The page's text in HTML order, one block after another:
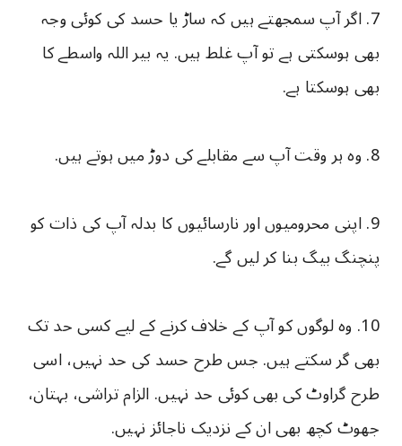
7. اگر آپ سمجھتے ہیں کہ ساڑ یا حسد کی کوئی وجہ
بھی ہوسکتی ہے تو آپ غلط ہیں. یہ بیر اللہ واسطے کا
بھی ہوسکتا ہے.
8. وہ ہر وقت آپ سے مقابلے کی دوڑ میں ہوتے ہیں.
9. اپنی محرومیوں اور نارسائیوں کا بدلہ آپ کی ذات کو
پنچنگ بیگ بنا کر لیں گے.
10. وہ لوگوں کو آپ کے خلاف کرنے کے لیے کسی حد تک
بھی گر سکتے ہیں. جس طرح حسد کی حد نہیں، اسی
طرح گراوٹ کی بھی کوئی حد نہیں. الزام تراشی، بہتان،
جھوٹ کچھ بھی ان کے نزدیک ناجائز نہیں.